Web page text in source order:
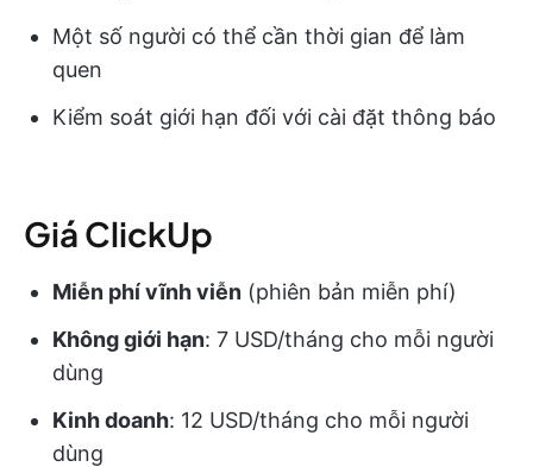
Một số người có thể cần thời gian để làm
quen
Kiểm soát giới hạn đối với cài đặt thông báo
Giá ClickUp
Miễn phí vĩnh viễn (phiên bản miễn phí)
Không giới hạn: 7 USD/tháng cho mỗi người
dùng
Kinh doanh: 12 USD/tháng cho mỗi người
dùng